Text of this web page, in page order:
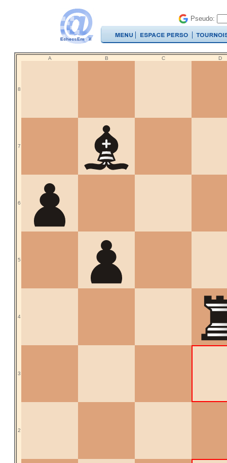
Pseudo:
A B C D
8
7
6
5
4
3
2